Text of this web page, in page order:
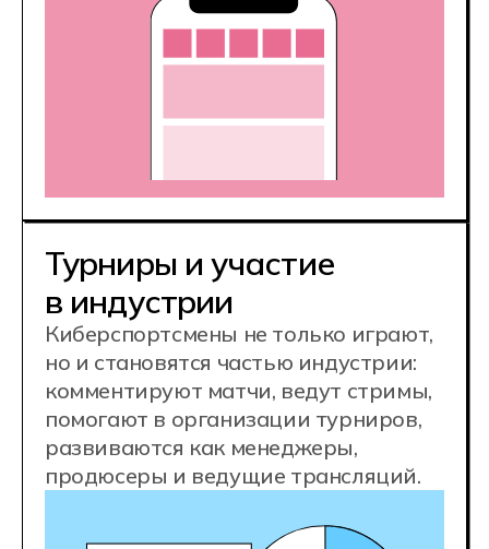
Конкурентные
зарплаты
70 000 ₽ junior
middle
Востребованная IT-
профессия